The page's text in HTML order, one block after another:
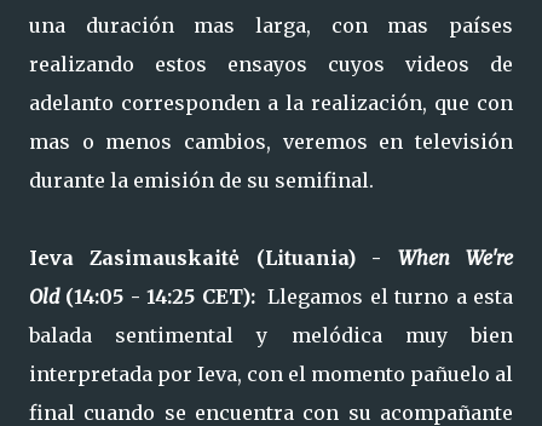
una duración mas larga, con mas países
realizando estos ensayos cuyos videos de
adelanto corresponden a la realización, que con
mas o menos cambios, veremos en televisión
durante la emisión de su semifinal.
Ieva Zasimauskaitė (Lituania) - When We're
Old (14:05 - 14:25 CET):Llegamos el turno a esta
balada sentimental y melódica muy bien
interpretada por Ieva, con el momento pañuelo al
final cuando se encuentra con su acompañante